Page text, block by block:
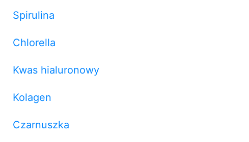
Spirulina
Chlorella
Kwas hialuronowy
Kolagen
Czarnuszka